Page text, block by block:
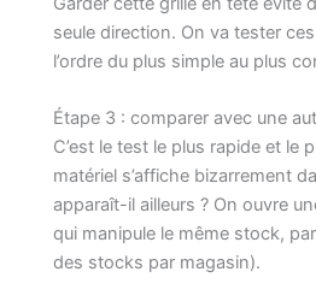
seule direction. On va tester
l’ordre du plus simple au plus
Étape 3 : comparer avec une
C’est le test le plus rapide et le
matériel s’affiche bizarrement
apparaît-il ailleurs ? On ouvre
qui manipule le même stock,
des stocks par magasin).